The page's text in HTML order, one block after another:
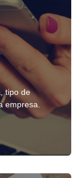
tipo de
empresa.